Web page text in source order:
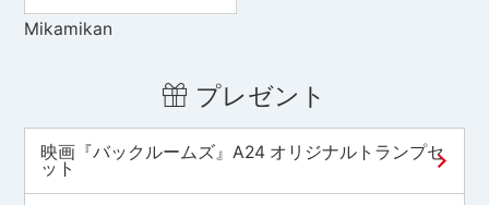
Mikamikan
プレゼント
映画『バックルームズ』A24 オリジナルトランプセ
ット